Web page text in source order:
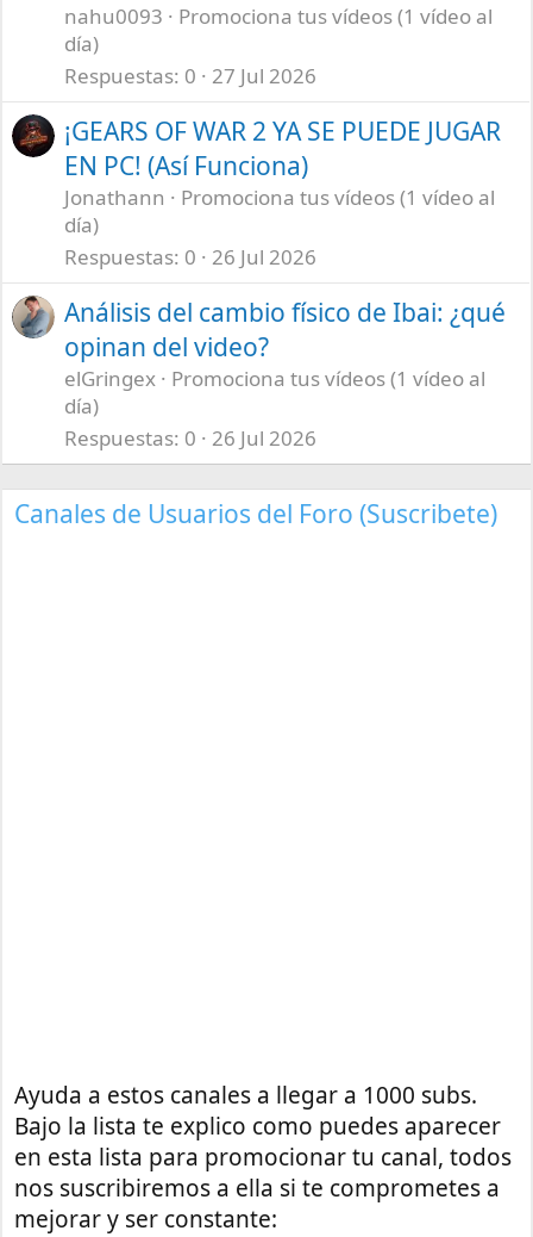
nahu0093
Promociona tus vídeos (1 vídeo al
día)
Respuestas 0 27 Jul 2026
¡GEARS OF WAR 2 YA SE PUEDE JUGAR
EN PC! (Así Funciona)
Jonathann
Promociona tus vídeos (1 vídeo al
día)
Respuestas 0 26 Jul 2026
Análisis del cambio físico de Ibai: ¿qué
opinan del video?
elGringex
Promociona tus vídeos (1 vídeo al
día)
Respuestas 0 26 Jul 2026
Canales de Usuarios del Foro (Suscribete)
Ayuda a estos canales a llegar a 1000 subs.
Bajo la lista te explico como puedes aparecer
en esta lista para promocionar tu canal, todos
nos suscribiremos a ella si te comprometes a
mejorar y ser constante: